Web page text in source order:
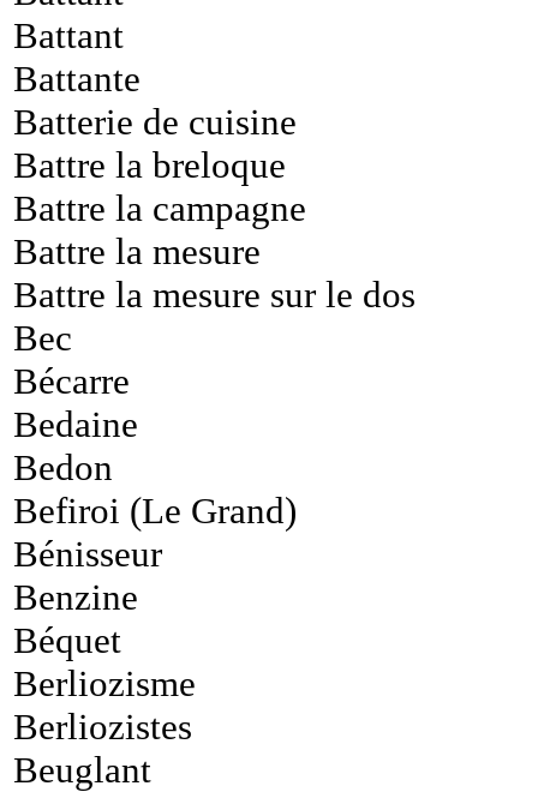
Battant
Battante
Batterie de cuisine
Battre la breloque
Battre la campagne
Battre la mesure
Battre la mesure sur le dos
Bec
Bécarre
Bedaine
Bedon
Befiroi (Le Grand)
Bénisseur
Benzine
Béquet
Berliozisme
Berliozistes
Beuglant